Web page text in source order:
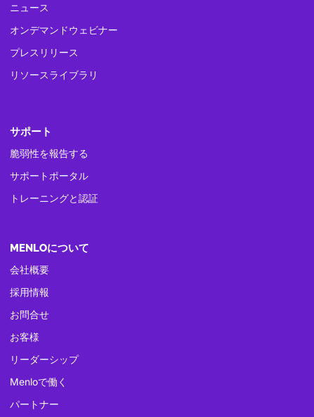
ニュース
オンデマンドウェビナー
プレスリリース
リソースライブラリ
サポート
脆弱性を報告する
サポートポータル
トレーニングと認証
MENLOについて
会社概要
採用情報
お問合せ
お客様
リーダーシップ
Menloで働く
パートナー